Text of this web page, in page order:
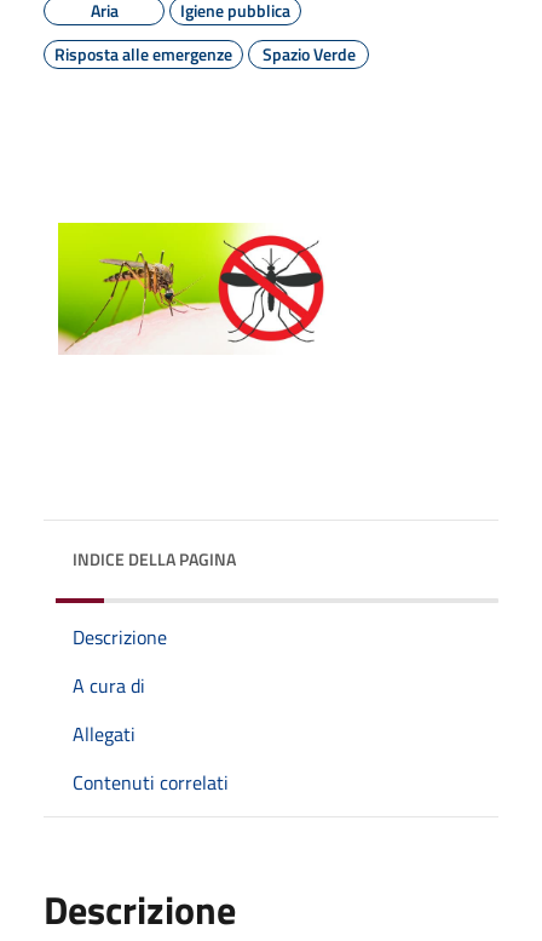
Aria
Igiene pubblica
Risposta alle emergenze
Spazio Verde
INDICE DELLA PAGINA
Descrizione
A cura di
Allegati
Contenuti correlati
Descrizione